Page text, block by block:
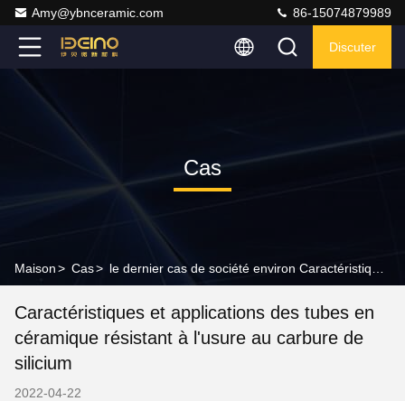
Amy@ybnceramic.com 86-15074879989
Discuter
Cas
Maison> Cas>
Caractéristiques et applications des tubes en
céramique résistant à l'usure au carbure de
silicium
2022-04-22